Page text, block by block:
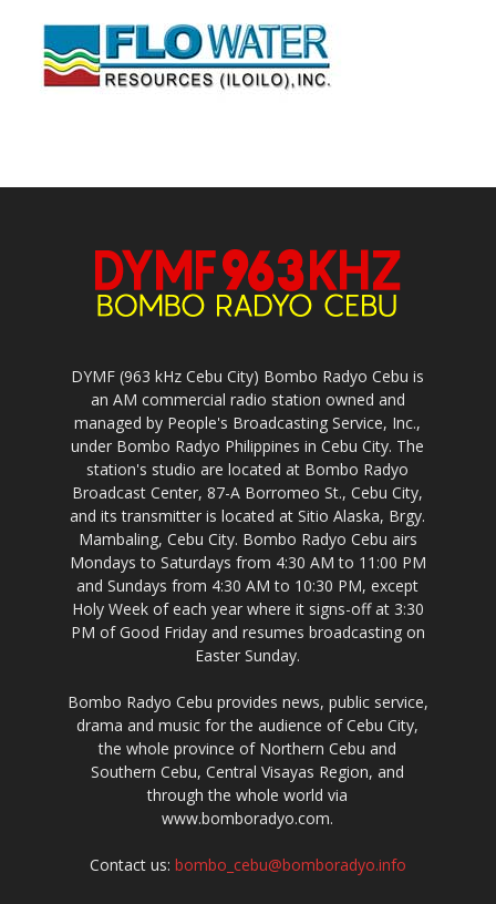
DYMF (963 kHz Cebu City) Bombo Radyo Cebu is
an AM commercial radio station owned and
managed by People's Broadcasting Service, Inc.,
under Bombo Radyo Philippines in Cebu City. The
station's studio are located at Bombo Radyo
Broadcast Center, 87-A Borromeo St., Cebu City,
and its transmitter is located at Sitio Alaska, Brgy.
Mambaling, Cebu City. Bombo Radyo Cebu airs
Mondays to Saturdays from 4:30 AM to 11:00 PM
and Sundays from 4:30 AM to 10:30 PM, except
Holy Week of each year where it signs-off at 3:30
PM of Good Friday and resumes broadcasting on
Easter Sunday.
Bombo Radyo Cebu provides news, public service,
drama and music for the audience of Cebu City,
the whole province of Northern Cebu and
Southern Cebu, Central Visayas Region, and
through the whole world via
www.bomboradyo.com.
Contact us: bombo_cebu@bomboradyo.info